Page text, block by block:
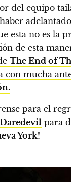
del equipo
esta no es la
de esta
The End of
con mucha
para el
Daredevil para
York!